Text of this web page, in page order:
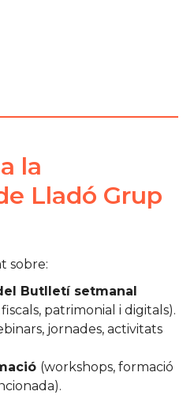
la
Lladó Grup
sobre:
Butlletí setmanal
patrimonial i digitals).
jornades, activitats
(workshops, formació